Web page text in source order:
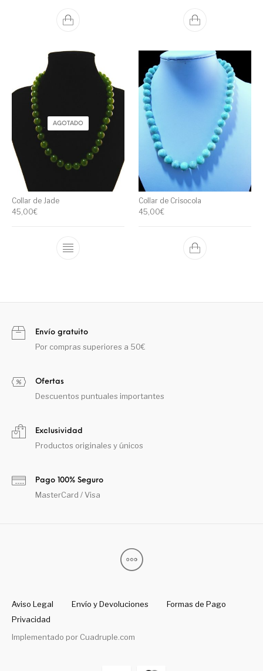
AGOTADO
Collar de Jade
45,00€
Collar de Crisocola
45,00€
Envío gratuito
Por compras superiores a 50€
Ofertas
Descuentos puntuales importantes
Exclusividad
Productos originales y únicos
Pago 100% Seguro
MasterCard / Visa
Aviso Legal Envío y Devoluciones
Formas de Pago
Privacidad
Implementado por Cuadruple.com